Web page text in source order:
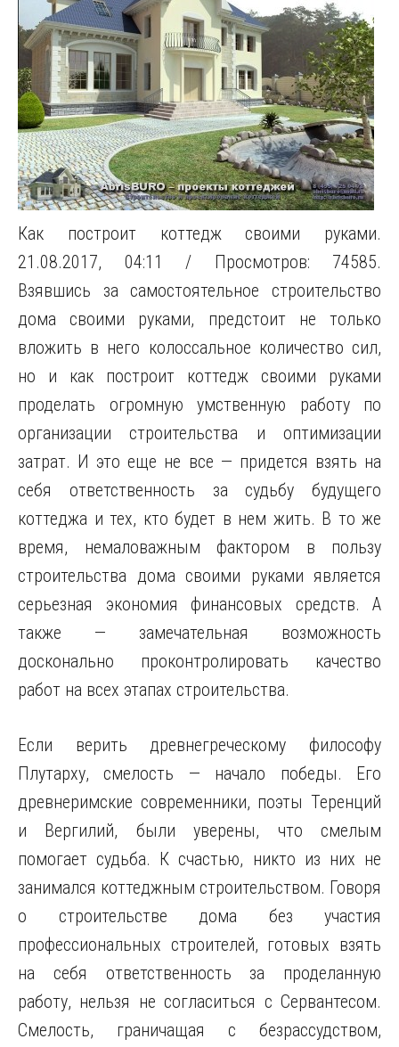
Как построит коттедж своими руками.
21.08.2017, 04:11 / Просмотров: 74585.
Взявшись за самостоятельное строительство
дома своими руками, предстоит не только
вложить в него колоссальное количество сил,
но и как построит коттедж своими руками
проделать огромную умственную работу по
организации строительства и оптимизации
затрат. И это еще не все — придется взять на
себя ответственность за судьбу будущего
коттеджа и тех, кто будет в нем жить. В то же
время, немаловажным фактором в пользу
строительства дома своими руками является
серьезная экономия финансовых средств. А
также — замечательная возможность
досконально проконтролировать качество
работ на всех этапах строительства.
Если верить древнегреческому философу
Плутарху, смелость — начало победы. Его
древнеримские современники, поэты Теренций
и Вергилий, были уверены, что смелым
помогает судьба. К счастью, никто из них не
занимался коттеджным строительством. Говоря
о строительстве дома без участия
профессиональных строителей, готовых взять
на себя ответственность за проделанную
работу, нельзя не согласиться с Сервантесом.
Смелость, граничащая с безрассудством,